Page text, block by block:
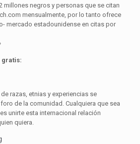
millones negros y personas que se citan
mensualmente, por lo tanto ofrece
mercado estadounidense en citas por
gratis:
razas, etnias y experiencias se
de la comunidad. Cualquiera que sea
unirte esta internacional relación
quiera.